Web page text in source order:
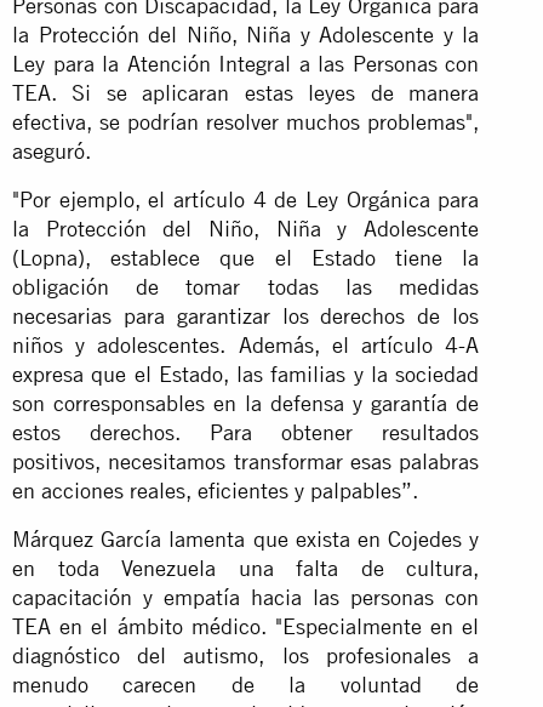
la Protección del Niño, Niña y Adolescente y la
Ley para la Atención Integral a las Personas con
TEA. Si se aplicaran estas leyes de manera
efectiva, se podrían resolver muchos problemas",
aseguró.
"Por ejemplo, el artículo 4 de Ley Orgánica para
la Protección del Niño, Niña y Adolescente
(Lopna), establece que el Estado tiene la
obligación de tomar todas las medidas
necesarias para garantizar los derechos de los
niños y adolescentes. Además, el artículo 4-A
expresa que el Estado, las familias y la sociedad
son corresponsables en la defensa y garantía de
estos derechos. Para obtener resultados
positivos, necesitamos transformar esas palabras
en acciones reales, eficientes y palpables”.
Márquez García lamenta que exista en Cojedes y
en toda Venezuela una falta de cultura,
capacitación y empatía hacia las personas con
TEA en el ámbito médico. "Especialmente en el
diagnóstico del autismo, los profesionales a
menudo carecen de la voluntad de